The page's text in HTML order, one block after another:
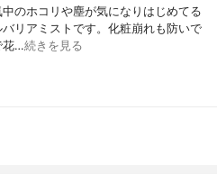
のホコリや塵が気になりはじめてる
リアミストです。化粧崩れも防いで
花…続きを見る